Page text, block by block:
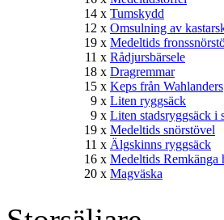
14 x Tumskydd
12 x Omsulning av
19 x Medeltids
11 x Rådjursbärsele
18 x Dragremmar
15 x Keps från Wahlanders
9 x Liten ryggsäck
9 x Liten stadsryggsäck i
19 x Medeltids snörstövel
11 x Älgskinns ryggsäck
16 x Medeltids Remkänga
20 x Magväska